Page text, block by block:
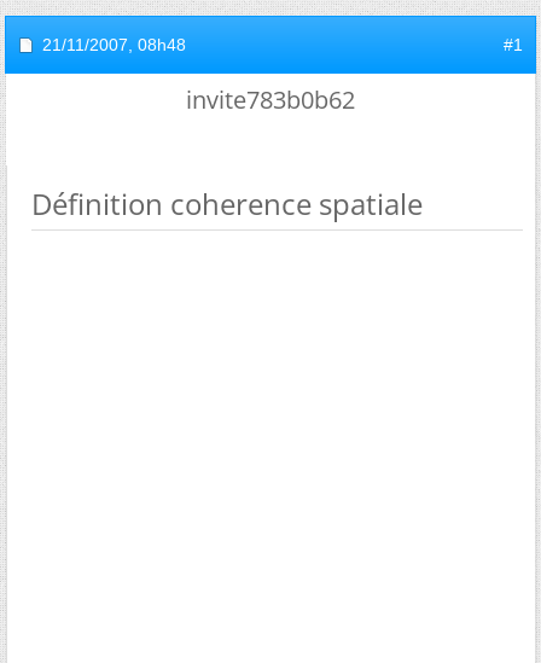
21/11/2007, 08h48 #1
invite783b0b62
Définition coherence spatiale